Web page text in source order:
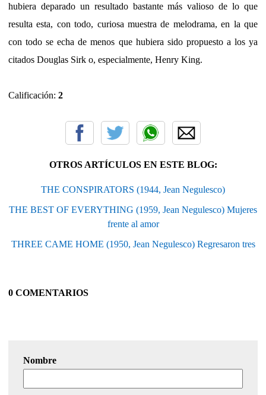
hubiera deparado un resultado bastante más valioso de lo que
resulta esta, con todo, curiosa muestra de melodrama, en la que
con todo se echa de menos que hubiera sido propuesto a los ya
citados Douglas Sirk o, especialmente, Henry King.
Calificación: 2
OTROS ARTÍCULOS EN ESTE BLOG:
THE CONSPIRATORS (1944, Jean Negulesco)
THE BEST OF EVERYTHING (1959, Jean Negulesco) Mujeres
frente al amor
THREE CAME HOME (1950, Jean Negulesco) Regresaron tres
0 COMENTARIOS
Nombre